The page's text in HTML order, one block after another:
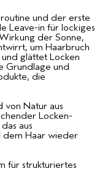
und der erste
Leave-in für lockiges
der Sonne,
um Haarbruch
glättet Locken
Grundlage und
die
von Natur aus
Locken-
aus
dem Haar wieder
für strukturiertes